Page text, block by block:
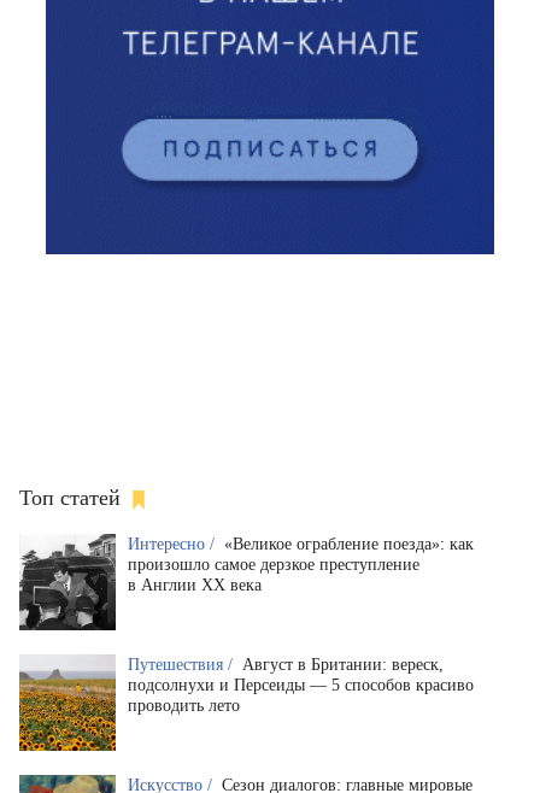
Топ статей
Интересно / «Великое ограбление поезда»: как
произошло самое дерзкое преступление
в Англии XX века
Путешествия / Август в Британии: вереск,
подсолнухи и Персеиды — 5 способов красиво
проводить лето
Искусство / Сезон диалогов: главные мировые